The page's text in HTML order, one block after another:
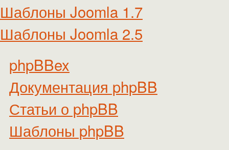
Шаблоны Joomla 1.7
Шаблоны Joomla 2.5
phpBBex
Документация phpBB
Статьи о phpBB
Шаблоны phpBB